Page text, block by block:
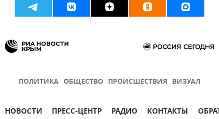
ПОЛИТИКА ОБЩЕСТВО ПРОИСШЕСТВИЯ ВИЗУАЛ
НОВОСТИ ПРЕСС-ЦЕНТР РАДИО КОНТАКТЫ